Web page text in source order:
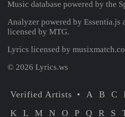
Music database powered by the
Analyzer powered by Essentia.js
licensed by MTG.
Lyrics licensed by
© 2026 Lyrics.ws
Verified Artists A B C
K
L M N O P Q R S